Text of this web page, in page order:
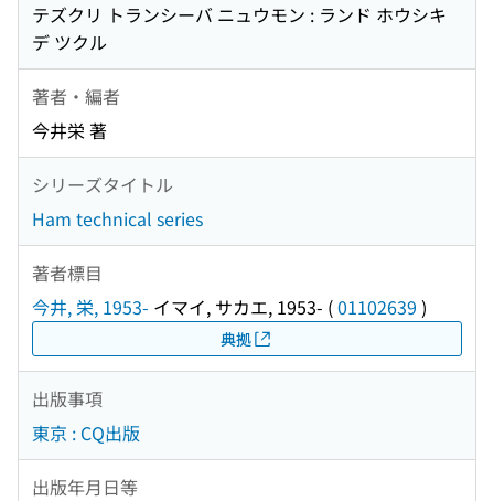
テズクリ トランシーバ ニュウモン : ランド ホウシキ
デ ツクル
著者・編者
今井栄 著
シリーズタイトル
Ham technical series
著者標目
今井, 栄, 1953- イマイ, サカエ, 1953- (01102639 )
典拠
出版事項
東京 : CQ出版
出版年月日等